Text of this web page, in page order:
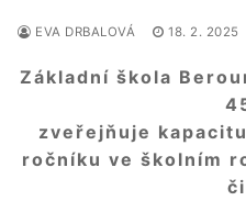
EVA DRBALOVÁ 18. 2. 2025
Základní škola
zveřejňuje
ročníku ve školním